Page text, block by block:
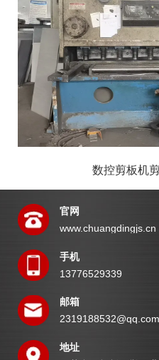
数控剪板机
官网
www.chuangdingjs.cn
手机
13776529339
邮箱
2319188532@qq.com
地址